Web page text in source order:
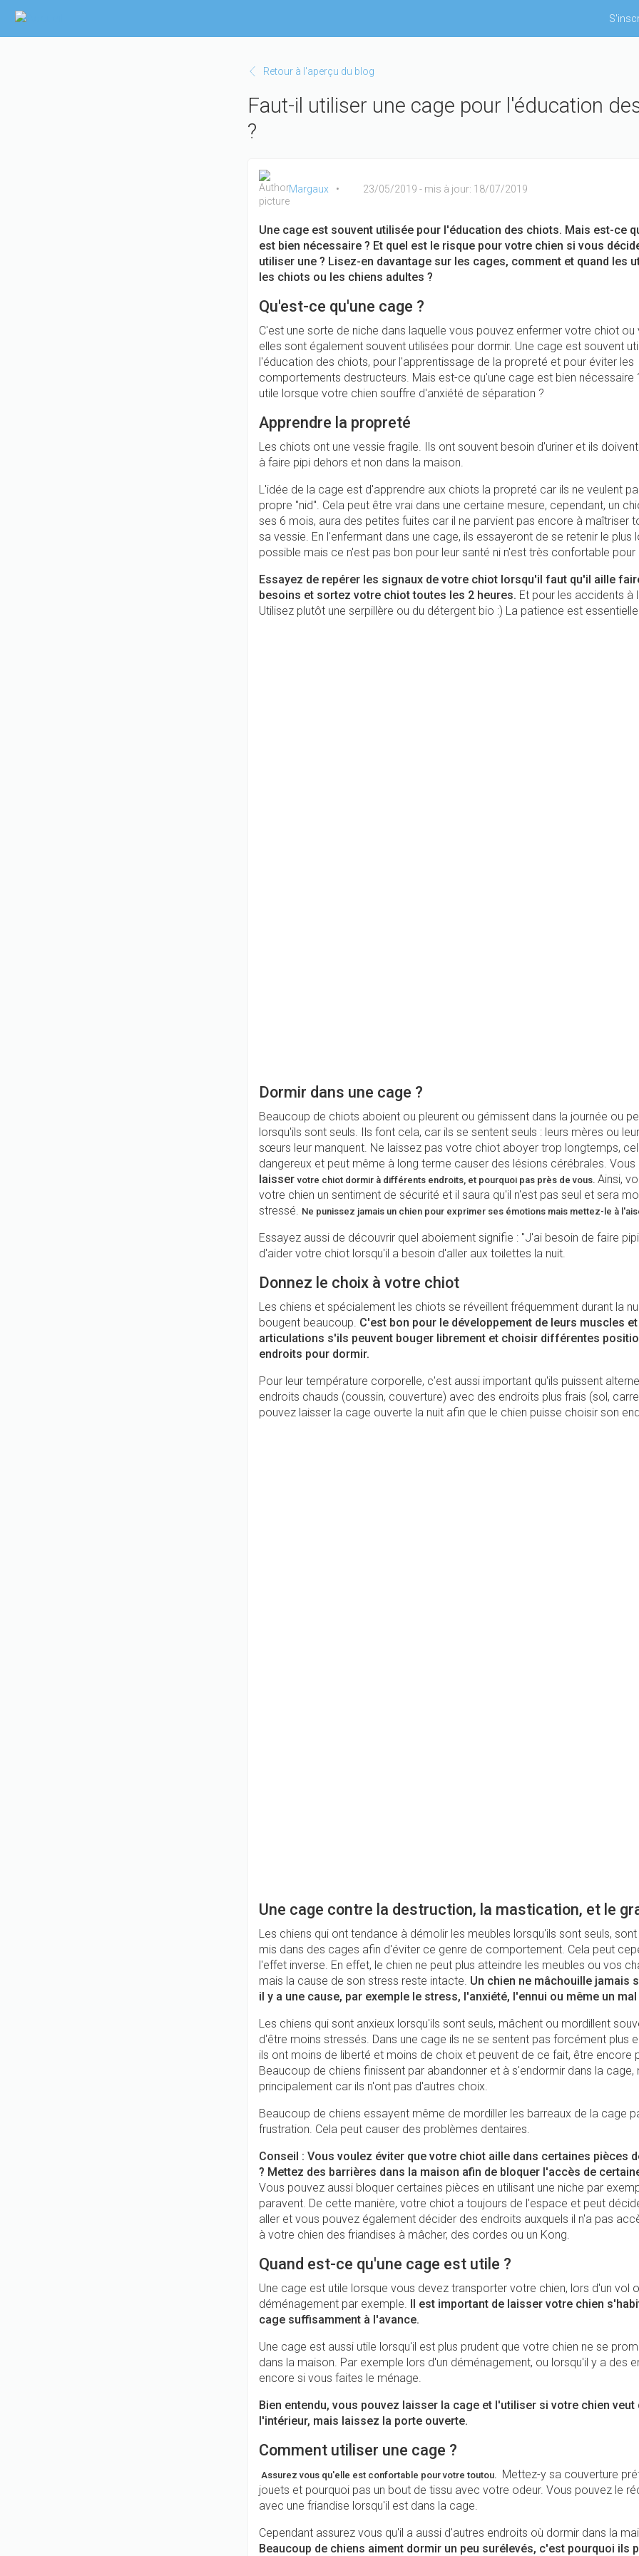
Aller
contenu
Retour à l'aperçu du blog
Faut-il utiliser une cage pour l'éducation
?
Margaux 23/05/2019 - mis à jour: 18/07/2019
Une cage est souvent utilisée pour l'éducation des chiots. Mais est-ce
est bien nécessaire ? Et quel est le risque pour votre chien si vous
utiliser une ? Lisez-en davantage sur les cages, comment et quand les
les chiots ou les chiens adultes ?
Qu'est-ce qu'une cage ?
C'est une sorte de niche dans laquelle vous pouvez enfermer votre chiot ou
elles sont également souvent utilisées pour dormir. Une cage est souvent
l'éducation des chiots, pour l'apprentissage de la propreté et pour éviter les
comportements destructeurs. Mais est-ce qu'une cage est bien nécessaire
utile lorsque votre chien souffre d'anxiété de séparation ?
Apprendre la propreté
Les chiots ont une vessie fragile. Ils ont souvent besoin d'uriner et ils
à faire pipi dehors et non dans la maison.
L'idée de la cage est d'apprendre aux chiots la propreté car ils ne veulent
propre "nid". Cela peut être vrai dans une certaine mesure, cependant, un
ses 6 mois, aura des petites fuites car il ne parvient pas encore à maîtriser
sa vessie. En l'enfermant dans une cage, ils essayeront de se retenir le plus
possible mais ce n'est pas bon pour leur santé ni n'est très confortable pour
Essayez de repérer les signaux de votre chiot lorsqu'il faut qu'il aille
besoins et sortez votre chiot toutes les 2 heures. Et pour les accidents à
Utilisez plutôt une serpillère ou du détergent bio :) La patience est
Dormir dans une cage ?
Beaucoup de chiots aboient ou pleurent ou gémissent dans la journée ou
lorsqu'ils sont seuls. Ils font cela, car ils se sentent seuls : leurs mères ou
sœurs leur manquent. Ne laissez pas votre chiot aboyer trop longtemps,
dangereux et peut même à long terme causer des lésions cérébrales. Vous
laisservotre chiot dormir à différents endroits, et pourquoi pas près de vous. Ainsi,
votre chien un sentiment de sécurité et il saura qu'il n'est pas seul et sera
stressé. Ne punissez jamais un chien pour exprimer ses émotions mais mettez-le à
Essayez aussi de découvrir quel aboiement signifie : "J'ai besoin de faire
d'aider votre chiot lorsqu'il a besoin d'aller aux toilettes la nuit.
Donnez le choix à votre chiot
Les chiens et spécialement les chiots se réveillent fréquemment durant la
bougent beaucoup. C'est bon pour le développement de leurs muscles
articulations s'ils peuvent bouger librement et choisir différentes
endroits pour dormir.
Pour leur température corporelle, c'est aussi important qu'ils puissent
endroits chauds (coussin, couverture) avec des endroits plus frais (sol,
pouvez laisser la cage ouverte la nuit afin que le chien puisse choisir son
Une cage contre la destruction, la mastication, et le
Les chiens qui ont tendance à démolir les meubles lorsqu'ils sont seuls,
mis dans des cages afin d'éviter ce genre de comportement. Cela peut
l'effet inverse. En effet, le chien ne peut plus atteindre les meubles ou vos
mais la cause de son stress reste intacte. Un chien ne mâchouille jamais
il y a une cause, par exemple le stress, l'anxiété, l'ennui ou même un mal
Les chiens qui sont anxieux lorsqu'ils sont seuls, mâchent ou mordillent
d'être moins stressés. Dans une cage ils ne se sentent pas forcément plus
ils ont moins de liberté et moins de choix et peuvent de ce fait, être encore
Beaucoup de chiens finissent par abandonner et à s'endormir dans la cage,
principalement car ils n'ont pas d'autres choix.
Beaucoup de chiens essayent même de mordiller les barreaux de la cage
frustration. Cela peut causer des problèmes dentaires.
Conseil : Vous voulez éviter que votre chiot aille dans certaines pièces
? Mettez des barrières dans la maison afin de bloquer l'accès de
Vous pouvez aussi bloquer certaines pièces en utilisant une niche par
paravent. De cette manière, votre chiot a toujours de l'espace et peut
aller et vous pouvez également décider des endroits auxquels il n'a pas
à votre chien des friandises à mâcher, des cordes ou un Kong.
Quand est-ce qu'une cage est utile ?
Une cage est utile lorsque vous devez transporter votre chien, lors d'un vol
déménagement par exemple. Il est important de laisser votre chien
cage suffisamment à l'avance.
Une cage est aussi utile lorsqu'il est plus prudent que votre chien ne se
dans la maison. Par exemple lors d'un déménagement, ou lorsqu'il y a des
encore si vous faites le ménage.
Bien entendu, vous pouvez laisser la cage et l'utiliser si votre chien veut
l'intérieur, mais laissez la porte ouverte.
Comment utiliser une cage ?
Assurez vous qu'elle est confortable pour votre toutou. Mettez-y sa couverture
jouets et pourquoi pas un bout de tissu avec votre odeur. Vous pouvez le
avec une friandise lorsqu'il est dans la cage.
Cependant assurez vous qu'il a aussi d'autres endroits où dormir dans la
Beaucoup de chiens aiment dormir un peu surélevés, c'est pourquoi ils